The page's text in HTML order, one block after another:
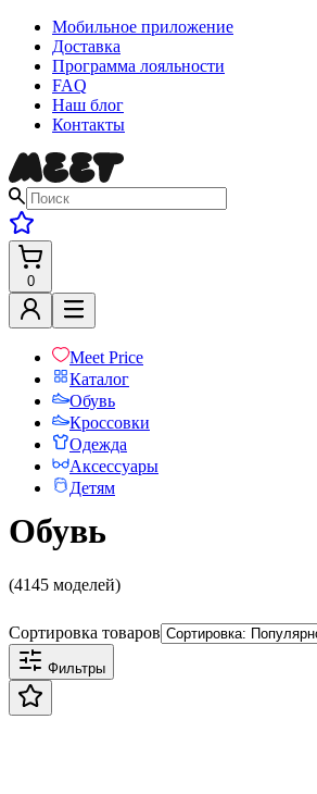
Мобильное приложение
Доставка
Программа лояльности
FAQ
Наш блог
Контакты
0
Meet Price
Каталог
Обувь
Кроссовки
Одежда
Аксессуары
Детям
Обувь
(4145 моделей)
Сортировка товаров
Фильтры